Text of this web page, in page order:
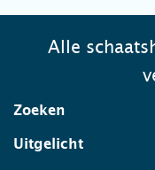
Alle
Zoeken
Uitgelicht